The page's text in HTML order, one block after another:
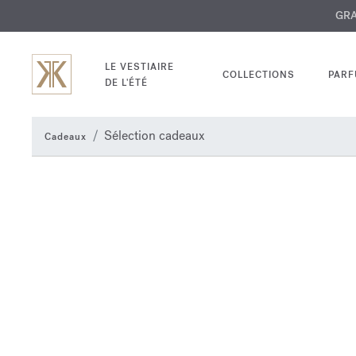
LE VESTIAIRE
DE L'ÉTÉ
COLLECTIONS
Cadeaux Sélection cadeaux